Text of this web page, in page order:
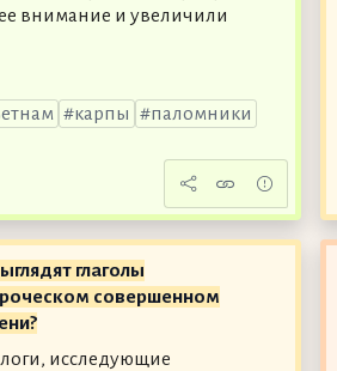
внимание и увеличили
карпы
паломники
глаголы
совершенном
исследующие